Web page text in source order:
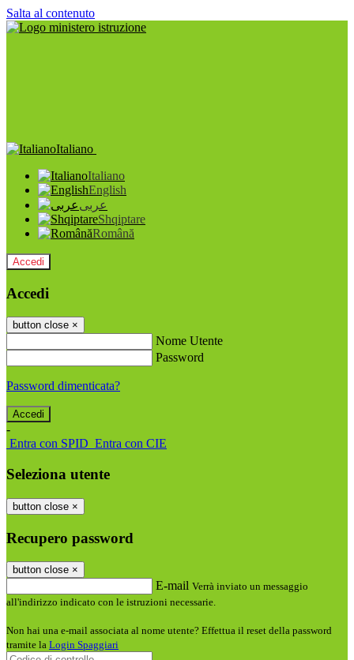
Salta al contenuto
Italiano
Italiano
English
عربى
Shqiptare
Română
Accedi
Accedi
button close ×
Nome Utente
Password
Password dimenticata?
-
Entra con SPID Entra con CIE
Seleziona utente
button close ×
Recupero password
button close ×
E-mail Verrà inviato un messaggio
all'indirizzo indicato con le istruzioni necessarie.
Non hai una e-mail associata al nome utente? Effettua il reset della password
tramite la Login Spaggiari